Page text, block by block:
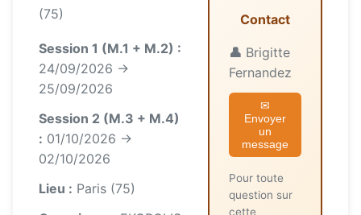
(75)
Session 1 (M.1 + M.2) :
24/09/2026 →
25/09/2026
Session 2 (M.3 + M.4)
: 01/10/2026 →
02/10/2026
Lieu : Paris (75)
Contact
👤 Brigitte
Fernandez
✉
Envoyer
un
message
Pour toute
question sur
cette